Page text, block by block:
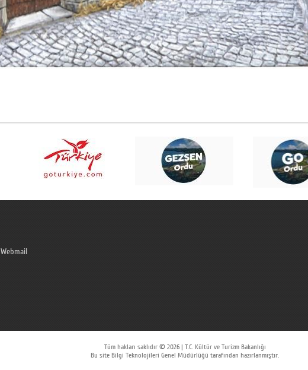
Webmail
Tüm hakları saklıdır © 2026 | T.C. Kültür ve Turizm Bakanlığı
Bu site Bilgi Teknolojileri Genel Müdürlüğü tarafından hazırlanmıştır.